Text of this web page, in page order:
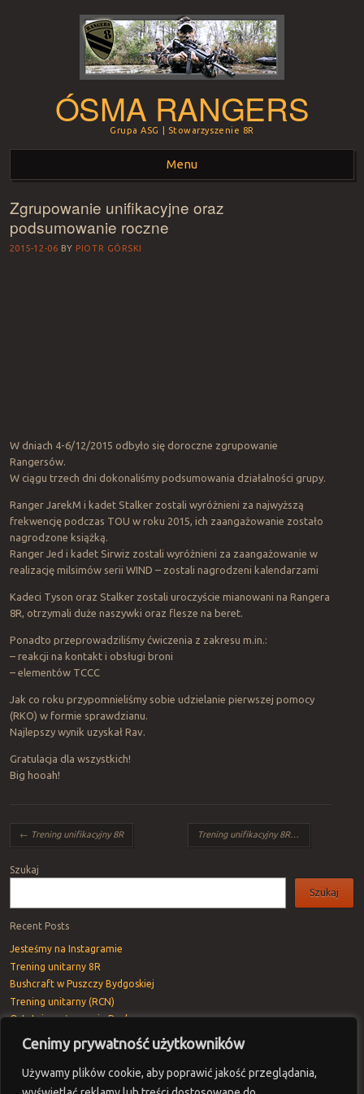
Cenimy prywatność użytkowników
Używamy plików cookie, aby poprawić jakość przeglądania,
ÓSMA RANGERS
Grupa ASG | Stowarzyszenie 8R
Menu
Skip to content
Zgrupowanie unifikacyjne oraz
podsumowanie roczne
2015-12-06 BY PIOTR GÓRSKI
W dniach 4-6/12/2015 odbyło się doroczne zgrupowanie
Rangersów.
W ciągu trzech dni dokonaliśmy podsumowania działalności grupy.
Ranger JarekM i kadet Stalker zostali wyróżnieni za najwyższą
frekwencję podczas TOU w roku 2015, ich zaangażowanie zostało
nagrodzone książką.
Ranger Jed i kadet Sirwiz zostali wyróżnieni za zaangażowanie w
realizację milsimów serii WIND – zostali nagrodzeni kalendarzami
Kadeci Tyson oraz Stalker zostali uroczyście mianowani na Rangera
8R, otrzymali duże naszywki oraz flesze na beret.
Ponadto przeprowadziliśmy ćwiczenia z zakresu m.in.:
– reakcji na kontakt i obsługi broni
– elementów TCCC
Jak co roku przypomnieliśmy sobie udzielanie pierwszej pomocy
(RKO) w formie sprawdzianu.
Najlepszy wynik uzyskał Rav.
Gratulacja dla wszystkich!
Big hooah!
Post navigation
← Trening unifikacyjny 8R Trening unifikacyjny 8R
Szukaj
Szukaj
Recent Posts
Jesteśmy na Instagramie
Trening unitarny 8R
Bushcraft w Puszczy Bydgoskiej
Trening unitarny (RCN)
Ostatnie pożegnanie Rav’a
Recent Comments
- Trening unitarny 8R